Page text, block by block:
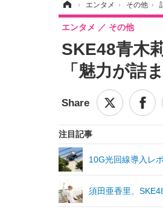
› エンタメ › その他 ›
SKE48青木
「魅力が詰
エンタメ その他
注目記事
10G光回線導入レポ
須田亜香里、